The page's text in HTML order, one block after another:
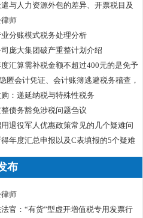
与人力资源外包的差异、开票税目及
师
分账模式税务处理分析
庞大集团破产重整计划介绍
汇算需补税金额不超过400元的是免予
免予补缴
匿会计凭证、会计账簿逃避税务稽查，
刑！
：递延纳税与特殊性税务
债务豁免涉税问题刍议
退役军人优惠政策常见的几个疑难问
年度汇总申报以及C表填报的5个疑难
布
师
官：“有货”型虚开增值税专用发票行